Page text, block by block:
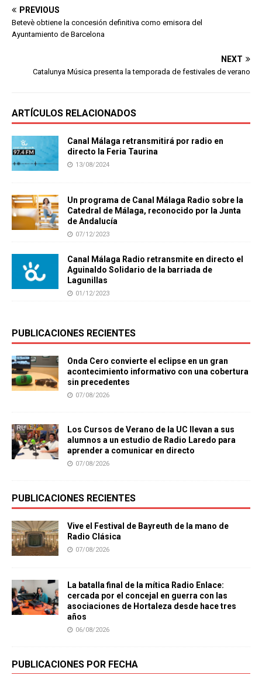
PREVIOUS
Betevè obtiene la concesión definitiva como emisora del
Ayuntamiento de Barcelona
NEXT
Catalunya Música presenta la temporada de festivales de verano
ARTÍCULOS RELACIONADOS
Canal Málaga retransmitirá por radio en
directo la Feria Taurina
13/08/2024
Un programa de Canal Málaga Radio sobre la
Catedral de Málaga, reconocido por la Junta
de Andalucía
07/12/2023
Canal Málaga Radio retransmite en directo el
Aguinaldo Solidario de la barriada de
Lagunillas
01/12/2023
PUBLICACIONES RECIENTES
Onda Cero convierte el eclipse en un gran
acontecimiento informativo con una cobertura
sin precedentes
07/08/2026
Los Cursos de Verano de la UC llevan a sus
alumnos a un estudio de Radio Laredo para
aprender a comunicar en directo
07/08/2026
PUBLICACIONES RECIENTES
Vive el Festival de Bayreuth de la mano de
Radio Clásica
07/08/2026
La batalla final de la mítica Radio Enlace:
cercada por el concejal en guerra con las
asociaciones de Hortaleza desde hace tres
años
06/08/2026
PUBLICACIONES POR FECHA